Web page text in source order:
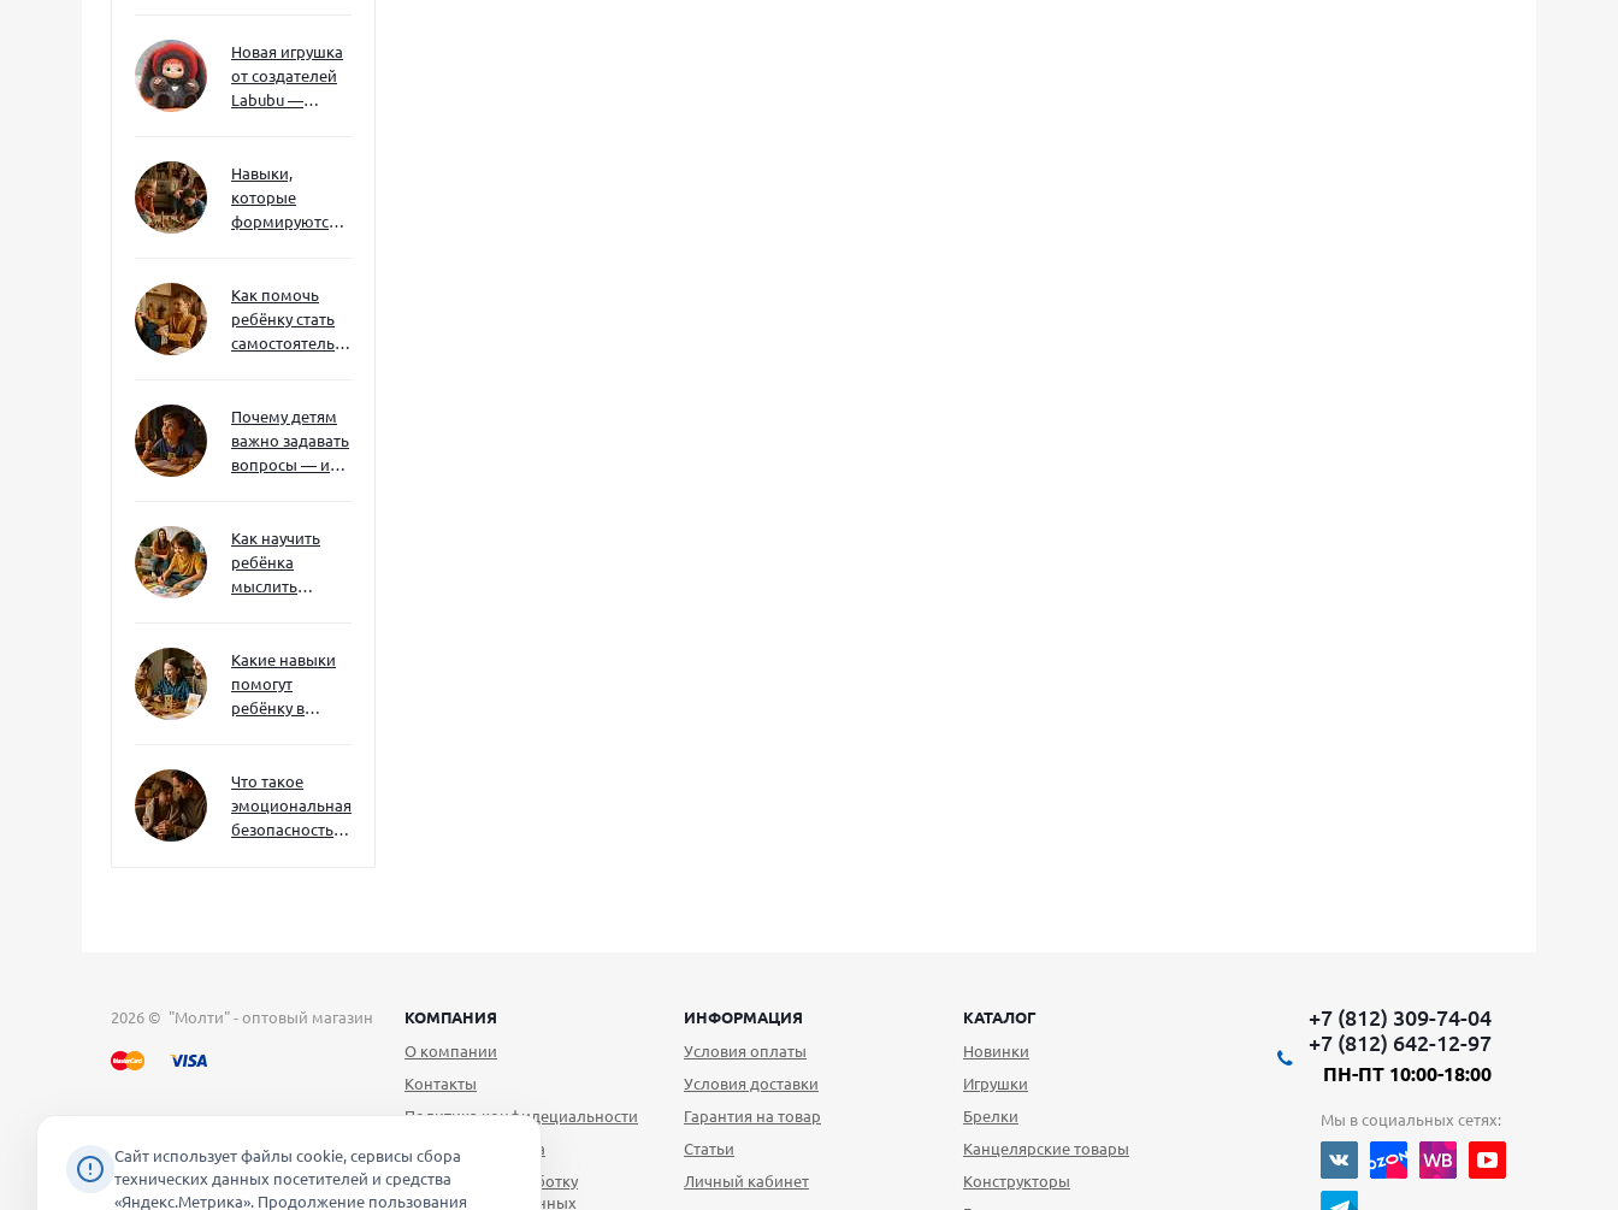
мышление и
внимание к
деталям
Новая игрушка
от создателей
Labubu —
Навыки,
которые
формируются
ребёнка
успешным
Как помочь
ребёнку стать
самостоятельным
Почему детям
важно задавать
вопросы — и
Как научить
ребёнка
мыслить
сложностей
Какие навыки
помогут
ребёнку в
их уже сейчас
Что такое
эмоциональная
безопасность
2026 © "Молти" - оптовый магазин
КОМПАНИЯ
О компании
Контакты
Политика конфидециальности
Публичная оферта
Согласие на обработку
персональных данных
ИНФОРМАЦИЯ
Условия оплаты
Условия доставки
Гарантия на товар
Статьи
Личный кабинет
КАТАЛОГ
Новинки
Игрушки
Брелки
Канцелярские товары
Конструкторы
+7 (812) 309-74-04
+7 (812) 642-12-97
ПН-ПТ 10:00-18:00
Мы в социальных сетях:
Сайт использует файлы cookie, сервисы сбора
технических данных посетителей и средства
«Яндекс.Метрика». Продолжение пользования